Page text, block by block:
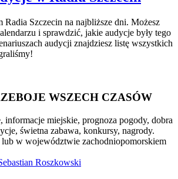
Radia Szczecin na najbliższe dni. Możesz
i sprawdzić, jakie audycje były tego
audycji znajdziesz listę wszystkich
WSZECH CZASÓW
informacje miejskie, prognoza pogody, dobra
świetna zabawa, konkursy, nagrody.
lub w województwie zachodniopomorskiem
Roszkowski